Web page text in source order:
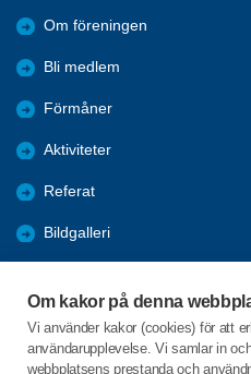
Om kakor på denna
Vi använder kakor (cookies) för att
användarupplevelse. Vi samlar in
webbplatsens prestanda och
Om föreningen
Bli medlem
Förmåner
Aktiviteter
Referat
Bildgalleri
Engagera DIG i vår förening